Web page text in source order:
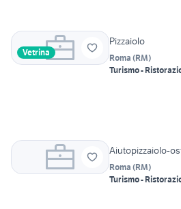
Vetrina
Pizzaiolo
Roma (RM)
Turismo -
Aiutopizzaiolo-
Roma (RM)
Turismo -